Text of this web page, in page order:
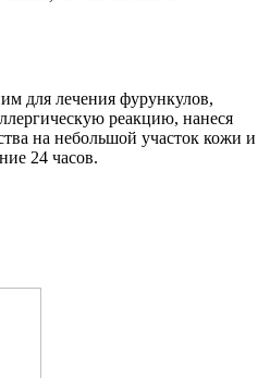
для лечения фурункулов,
реакцию, нанеся
на небольшой участок кожи и
24 часов.